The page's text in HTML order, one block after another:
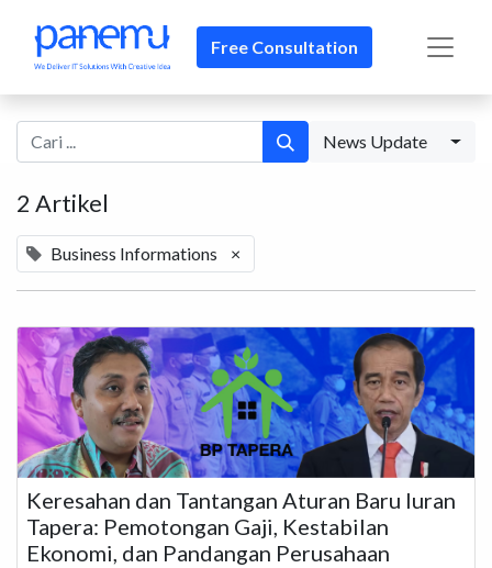
Free Consultation
News Update
2 Artikel
Business Informations ×
Keresahan dan Tantangan Aturan Baru Iuran
Tapera: Pemotongan Gaji, Kestabilan
Ekonomi, dan Pandangan Perusahaan